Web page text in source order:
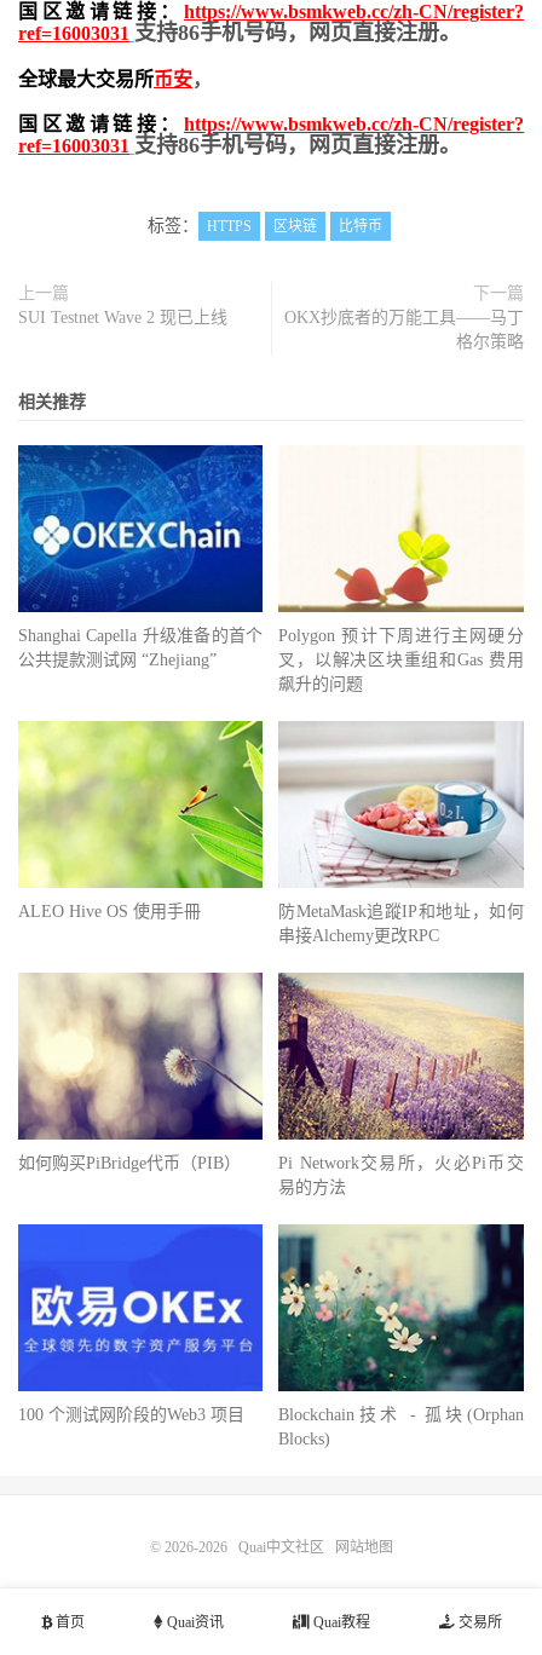
国区邀请链接： https://www.bsmkweb.cc/zh-CN/register?
ref=16003031 支持86手机号码，网页直接注册。
全球最大交易所币安，
国区邀请链接： https://www.bsmkweb.cc/zh-CN/register?
ref=16003031 支持86手机号码，网页直接注册。
标签： HTTPS 区块链 比特币
上一篇
SUI Testnet Wave 2 现已上线
下一篇
OKX抄底者的万能工具——马丁
格尔策略
相关推荐
Shanghai Capella 升级准备的首个
公共提款测试网 “Zhejiang”
Polygon 预计下周进行主网硬分
叉，以解决区块重组和Gas 费用
飙升的问题
ALEO Hive OS 使用手冊
防MetaMask追蹤IP和地址，如何
串接Alchemy更改RPC
如何购买PiBridge代币（PIB）
Pi Network交易所，火必Pi币交
易的方法
100 个测试网阶段的Web3 项目
Blockchain技术 - 孤块(Orphan
Blocks)
首页 Quai资讯 Quai教程 交易所
© 2026-2026 Quai中文社区 网站地图